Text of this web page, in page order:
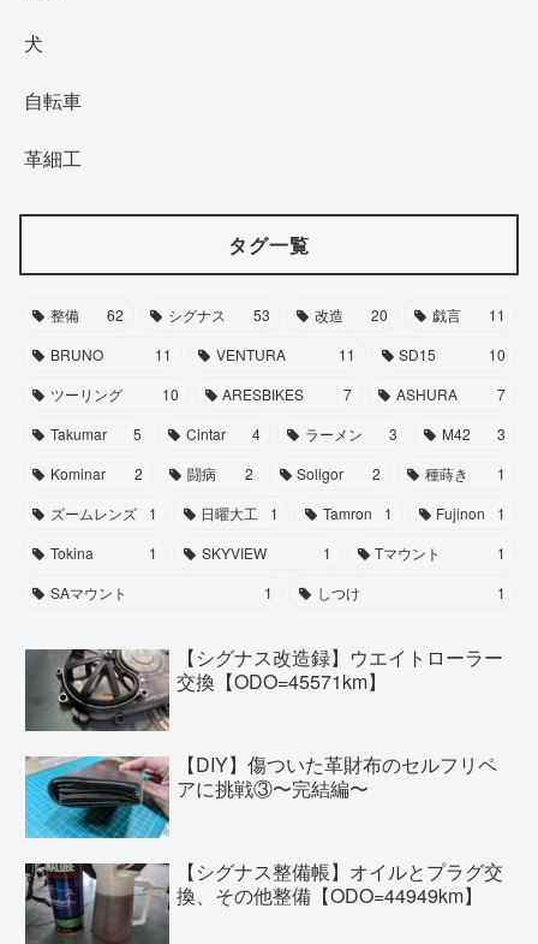
犬
自転車
革細工
タグ一覧
整備 62 シグナス 53 改造 20 戯言
11
BRUNO
11 VENTURA 11 SD15
10
ツーリング
10 ARESBIKES 7 ASHURA
7
Takumar
5 Cintar 4 ラーメン 3 M42
3
Kominar
2 闘病 2 Soligor 2 種蒔き
1
ズームレンズ
1 日曜大工 1 Tamron 1 Fujinon
1
Tokina
1 SKYVIEW 1 Tマウント
1
SAマウント
1 しつけ 1
【シグナス改造録】ウエイトローラー
交換【ODO=45571km】
【DIY】傷ついた革財布のセルフリペ
アに挑戦③〜完結編〜
【シグナス整備帳】オイルとプラグ交
換、その他整備【ODO=44949km】